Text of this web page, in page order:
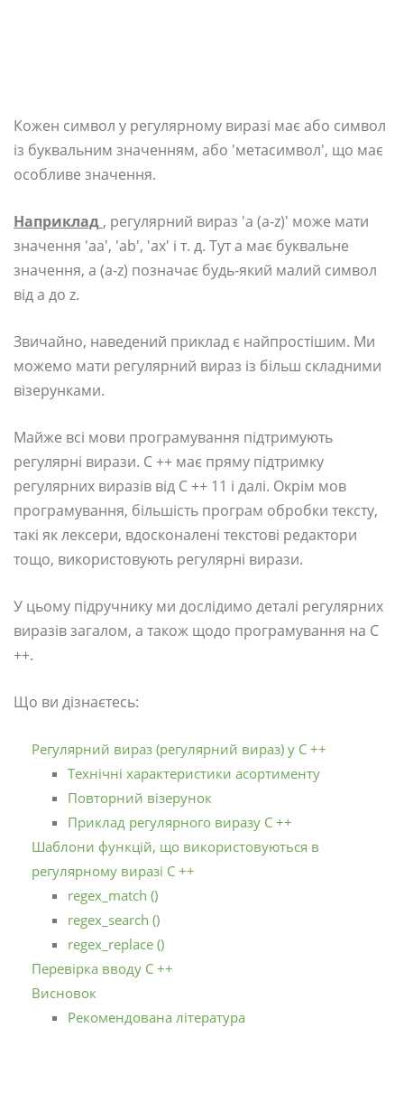
Кожен символ у регулярному виразі має або символ
із буквальним значенням, або 'метасимвол', що має
особливе значення.
Наприклад , регулярний вираз 'a (a-z)' може мати
значення 'aa', 'ab', 'ax' і т. д. Тут a має буквальне
значення, а (a-z) позначає будь-який малий символ
від a до z.
Звичайно, наведений приклад є найпростішим. Ми
можемо мати регулярний вираз із більш складними
візерунками.
Майже всі мови програмування підтримують
регулярні вирази. C ++ має пряму підтримку
регулярних виразів від C ++ 11 і далі. Окрім мов
програмування, більшість програм обробки тексту,
такі як лексери, вдосконалені текстові редактори
тощо, використовують регулярні вирази.
У цьому підручнику ми дослідимо деталі регулярних
виразів загалом, а також щодо програмування на C
++.
Що ви дізнаєтесь:
Регулярний вираз (регулярний вираз) у C ++
Технічні характеристики асортименту
Повторний візерунок
Приклад регулярного виразу C ++
Шаблони функцій, що використовуються в
регулярному виразі C ++
regex_match ()
regex_search ()
regex_replace ()
Перевірка вводу C ++
Висновок
Рекомендована література